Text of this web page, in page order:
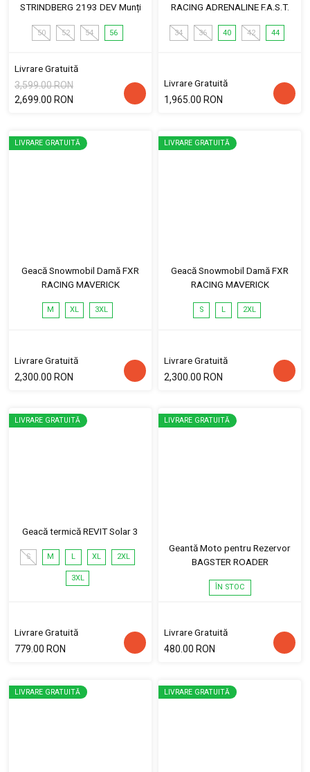
STRINDBERG 2193 DEV Munți
50 52 54 56
Livrare Gratuită
3,599.00 RON
2,699.00 RON
RACING ADRENALINE F.A.S.T.
34 36 40 42 44
Livrare Gratuită
1,965.00 RON
LIVRARE GRATUITĂ
Geacă Snowmobil Damă FXR
RACING MAVERICK
M XL 3XL
Livrare Gratuită
2,300.00 RON
LIVRARE GRATUITĂ
Geacă Snowmobil Damă FXR
RACING MAVERICK
S L 2XL
Livrare Gratuită
2,300.00 RON
LIVRARE GRATUITĂ
Geacă termică REVIT Solar 3
S M L XL 2XL
3XL
Livrare Gratuită
779.00 RON
LIVRARE GRATUITĂ
Geantă Moto pentru Rezervor
BAGSTER ROADER
ÎN STOC
Livrare Gratuită
480.00 RON
LIVRARE GRATUITĂ LIVRARE GRATUITĂ